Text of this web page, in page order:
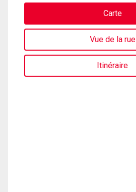
Carte
Vue de la rue
Itinéraire